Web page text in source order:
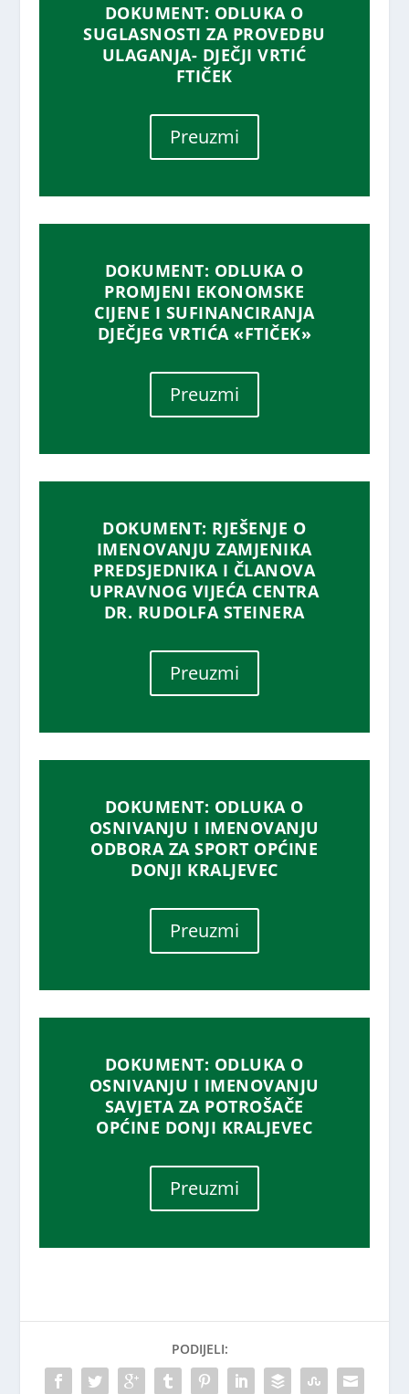
DOKUMENT: ODLUKA O
SUGLASNOSTI ZA PROVEDBU
ULAGANJA- DJEČJI VRTIĆ
FTIČEK
Preuzmi
DOKUMENT: ODLUKA O
PROMJENI EKONOMSKE
CIJENE I SUFINANCIRANJA
DJEČJEG VRTIĆA «FTIČEK»
Preuzmi
DOKUMENT: RJEŠENJE O
IMENOVANJU ZAMJENIKA
PREDSJEDNIKA I ČLANOVA
UPRAVNOG VIJEĆA CENTRA
DR. RUDOLFA STEINERA
Preuzmi
DOKUMENT: ODLUKA O
OSNIVANJU I IMENOVANJU
ODBORA ZA SPORT OPĆINE
DONJI KRALJEVEC
Preuzmi
DOKUMENT: ODLUKA O
OSNIVANJU I IMENOVANJU
SAVJETA ZA POTROŠAČE
OPĆINE DONJI KRALJEVEC
Preuzmi
PODIJELI: